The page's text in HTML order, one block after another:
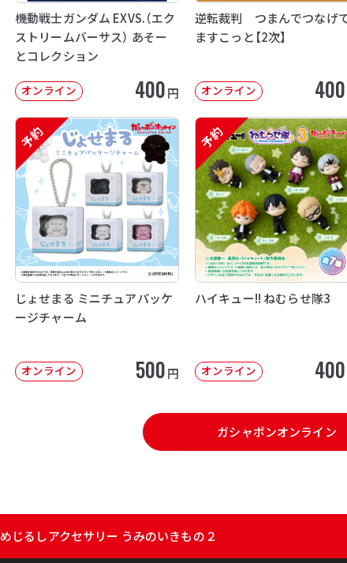
機動戦士ガンダム EXVS.（エク
ストリームバーサス） あそー
とコレクション
オンライン 400円
逆転裁判 つまんでつなげ
ますこっと【2次】
オンライン 400
予約
じょせまる ミニチュアパッケ
ージチャーム
オンライン 500円
予約
ハイキュー!! ねむらせ隊3
オンライン 400
ガシャポンオンライン
めじるしアクセサリー うみのいきもの２